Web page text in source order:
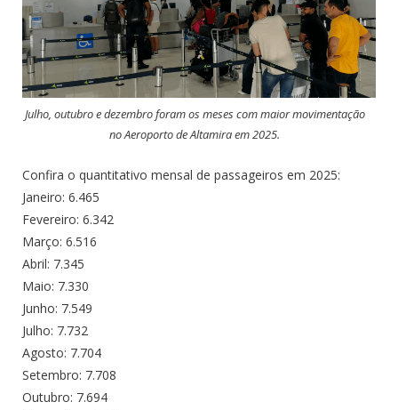
Julho, outubro e dezembro foram os meses com maior movimentação
no Aeroporto de Altamira em 2025.
Confira o quantitativo mensal de passageiros em 2025:
Janeiro: 6.465
Fevereiro: 6.342
Março: 6.516
Abril: 7.345
Maio: 7.330
Junho: 7.549
Julho: 7.732
Agosto: 7.704
Setembro: 7.708
Outubro: 7.694